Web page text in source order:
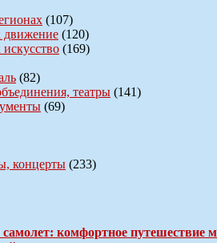
(107)
движение (120)
(169)
(82)
театры (141)
(69)
концерты (233)
комфортное путешествие